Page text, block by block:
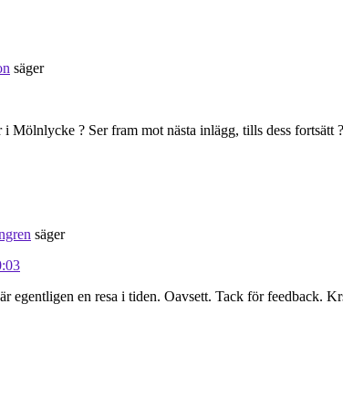
säger
Mölnlycke ? Ser fram mot nästa inlägg, tills dess fortsätt ?
säger
en resa i tiden. Oavsett. Tack för feedback.